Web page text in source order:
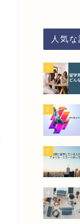
人気
1
2
3
4